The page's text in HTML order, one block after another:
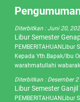
Diterbitkan :Juni 20,
Libur Semester
PEMBERITAHUANLibur
Kepada Yth.Bapak/Ibu
warahmatullahi
Diterbitkan : Desember
Libur Semester